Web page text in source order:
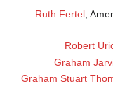
Ruth Fertel,
Robert
Graham
Graham Stuart